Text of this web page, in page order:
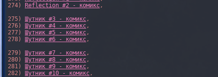
274)
Reflection #2 - комикс,
275) Шутник #3 - комикс,
276) Шутник #4 - комикс,
277) Шутник #5 - комикс,
278) Шутник #6 - комикс,
279) Шутник #7 - комикс,
280) Шутник #8 - комикс,
281) Шутник #9 - комикс,
282) Шутник #10 - комикс,